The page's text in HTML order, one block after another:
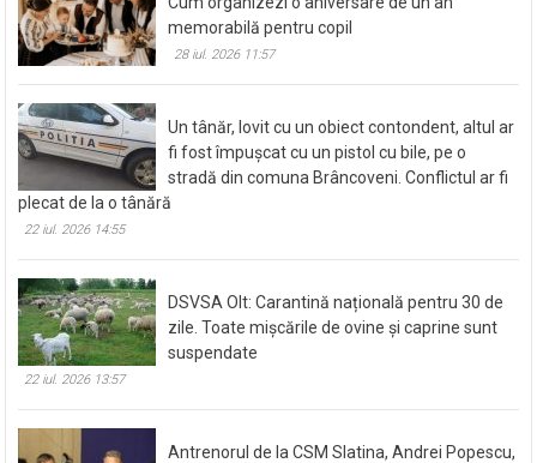
memorabilă pentru copil
28 iul. 2026 11:57
Un tânăr, lovit cu un obiect contondent, altul ar
fi fost împușcat cu un pistol cu bile, pe o
stradă din comuna Brâncoveni. Conflictul ar fi
plecat de la o tânără
22 iul. 2026 14:55
DSVSA Olt: Carantină națională pentru 30 de
zile. Toate mișcările de ovine și caprine sunt
suspendate
22 iul. 2026 13:57
Antrenorul de la CSM Slatina, Andrei Popescu,